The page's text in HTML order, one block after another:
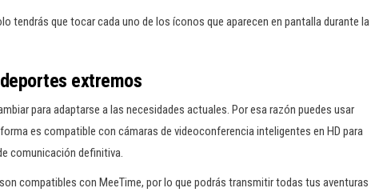
tendrás que tocar cada uno de los íconos que aparecen en pantalla durante la
extremos
para adaptarse a las necesidades actuales. Por esa razón puedes usar
es compatible con cámaras de videoconferencia inteligentes en HD para
comunicación definitiva.
compatibles con MeeTime, por lo que podrás transmitir todas tus aventuras